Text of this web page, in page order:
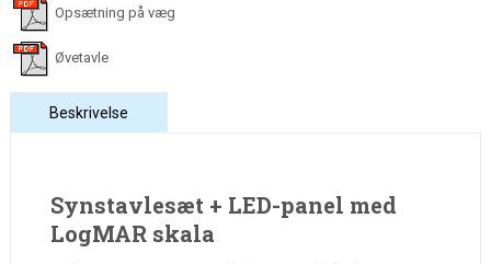
Opsætning på væg
Øvetavle
Beskrivelse
Synstavlesæt + LED-panel med
LogMAR skala